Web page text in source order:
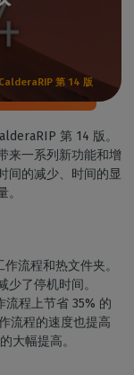
第 14 版
第 14 版。
来一系列新功能和增
间的减少、时间的显
流程和热文件夹。
了停机时间。
程上节省 35% 的
流程的速度也提高
大幅提高。